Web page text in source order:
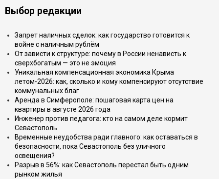
Выбор редакции
Запрет наличных сделок: как государство готовится к
войне с наличным рублём
От зависти к структуре: почему в России ненависть к
сверхбогатым — это не эмоция
Уникальная компенсационная экономика Крыма
летом-2026: как, сколько и кому компенсируют отсутствие
коммунальных благ
Аренда в Симферополе: пошаговая карта цен на
квартиры в августе 2026 года
Инженер против педагога: кто на самом деле кормит
Севастополь
Временные неудобства ради главного: как оставаться в
безопасности, пока Севастополь без уличного
освещения?
Разрыв в 56%: как Севастополь перестал быть одним
рынком жилья